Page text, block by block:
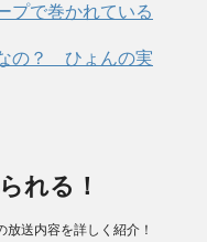
プで巻かれている
の？ ひょんの実
れる！
送内容を詳しく紹介！